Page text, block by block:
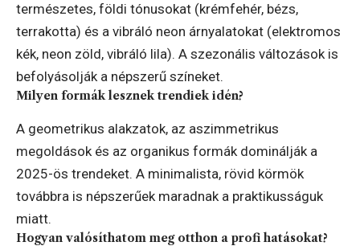
természetes, földi tónusokat (krémfehér, bézs,
terrakotta) és a vibráló neon árnyalatokat (elektromos
kék, neon zöld, vibráló lila). A szezonális változások is
befolyásolják a népszerű színeket.
Milyen formák lesznek trendiek idén?
A geometrikus alakzatok, az aszimmetrikus
megoldások és az organikus formák dominálják a
2025-ös trendeket. A minimalista, rövid körmök
továbbra is népszerűek maradnak a praktikusságuk
miatt.
Hogyan valósíthatom meg otthon a profi hatásokat?